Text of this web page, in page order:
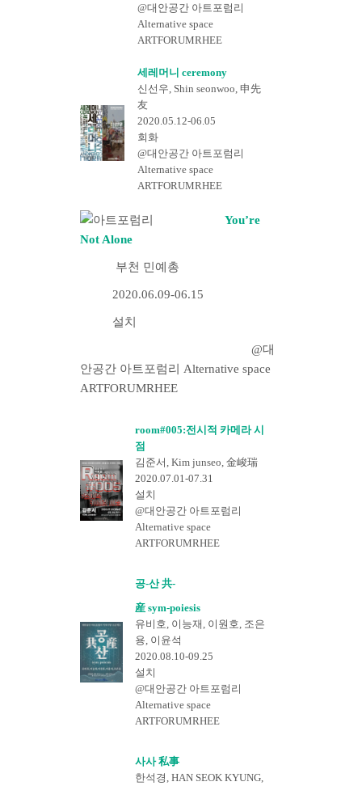
@대안공간 아트포럼리
Alternative space
ARTFORUMRHEE
세레머니 ceremony
신선우, Shin seonwoo, 申先
友
2020.05.12-06.05
회화
@대안공간 아트포럼리
Alternative space
ARTFORUMRHEE
You’re
Not Alone
부천 민예총
2020.06.09-06.15
설치
@대
안공간 아트포럼리 Alternative space
ARTFORUMRHEE
room#005:전시적 카메라 시
점
김준서, Kim junseo, 金峻瑞
2020.07.01-07.31
설치
@대안공간 아트포럼리
Alternative space
ARTFORUMRHEE
공-산 共-
産 sym-poiesis
유비호, 이능재, 이원호, 조은
용, 이윤석
2020.08.10-09.25
설치
@대안공간 아트포럼리
Alternative space
ARTFORUMRHEE
사사 私事
한석경, HAN SEOK KYUNG,